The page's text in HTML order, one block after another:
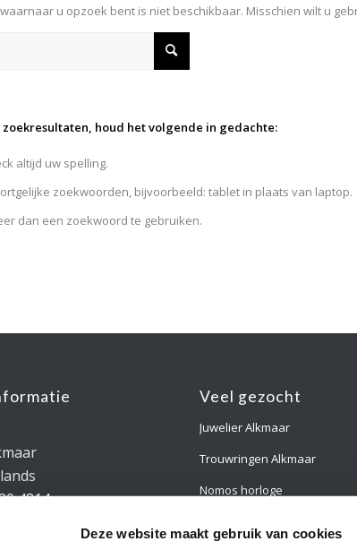
Deze website maakt gebruik van cookies
u opzoek bent is niet beschikbaar. Misschien wilt u
zoekresultaten, houd het volgende in gedachte:
altijd uw spelling.
zoekwoorden, bijvoorbeeld: tablet in plaats van laptop.
dan een zoekwoord te gebruiken.
4814
Veel gezocht
Juwelier Alkmaar
Trouwringen Alkmaar
Nomos horloge